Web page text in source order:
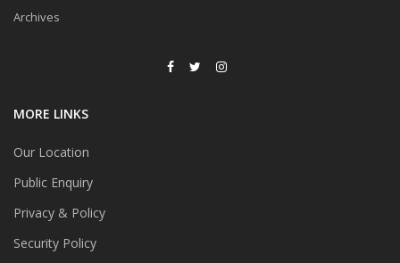
Archives
MORE LINKS
Our Location
Public Enquiry
Privacy & Policy
Security Policy